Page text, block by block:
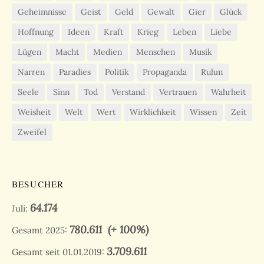
Geheimnisse Geist Geld Gewalt Gier
Glück
Hoffnung
Ideen Kraft Krieg Leben
Liebe
Lügen
Macht Medien Menschen
Musik
Narren
Paradies Politik Propaganda
Ruhm
Seele
Sinn Tod Verstand Vertrauen
Wahrheit
Weisheit
Welt Wert Wirklichkeit Wissen
Zeit
Zweifel
BESUCHER
Juli: 64.174
Gesamt 2025: 780.611(+ 100%)
Gesamt seit 01.01.2019: 3.709.611